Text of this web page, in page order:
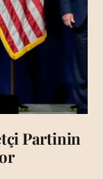
Partinin